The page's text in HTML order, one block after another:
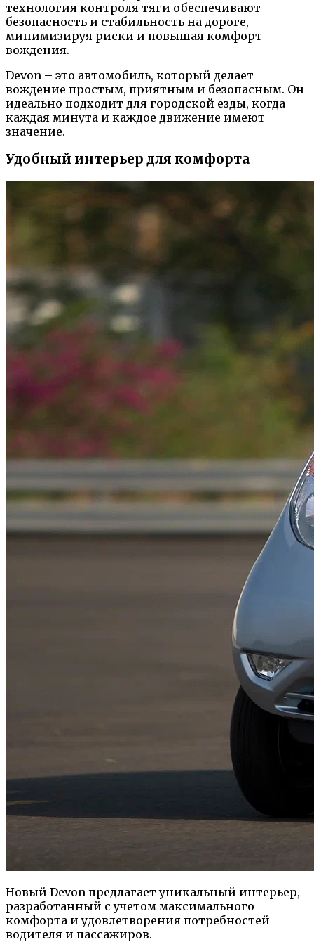
технология контроля тяги обеспечивают
безопасность и стабильность на дороге,
минимизируя риски и повышая комфорт
вождения.
Devon – это автомобиль, который делает
вождение простым, приятным и безопасным. Он
идеально подходит для городской езды, когда
каждая минута и каждое движение имеют
значение.
Удобный интерьер для комфорта
Новый Devon предлагает уникальный интерьер,
разработанный с учетом максимального
комфорта и удовлетворения потребностей
водителя и пассажиров.